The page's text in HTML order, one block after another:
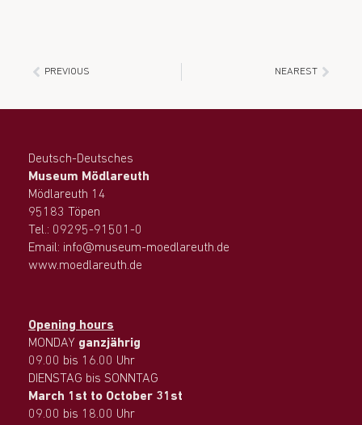
PREVIOUS NEAREST
Deutsch-Deutsches
Museum Mödlareuth
Mödlareuth 14
95183 Töpen
Tel.: 09295-91501-0
Email: info@museum-moedlareuth.de
www.moedlareuth.de
Opening hours
MONDAY ganzjährig
09.00 bis 16.00 Uhr
DIENSTAG bis SONNTAG
March 1st to October 31st
09.00 bis 18.00 Uhr